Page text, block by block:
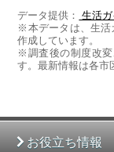
データ提供： 生活
※本データは、生活
作成しています。
※調査後の制度改変
す。最新情報は各市
お役立ち情報